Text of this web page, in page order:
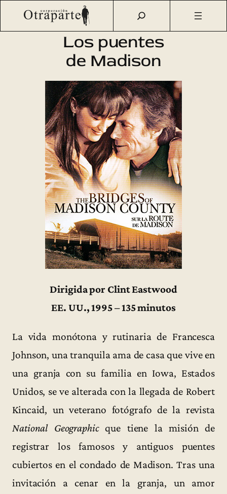
Saltar
Otraparte.org /Agenda Cultural Cine
Los puentes de
Los puentes
de Madison
Dirigida por Clint Eastwood
EE. UU., 1995 – 135 minutos
La vida monótona y rutinaria de Francesca
Johnson, una tranquila ama de casa que vive en
una granja con su familia en Iowa, Estados
Unidos, se ve alterada con la llegada de Robert
Kincaid, un veterano fotógrafo de la revista
National Geographicque tiene la misión de
registrar los famosos y antiguos puentes
cubiertos en el condado de Madison. Tras una
invitación a cenar en la granja, un amor